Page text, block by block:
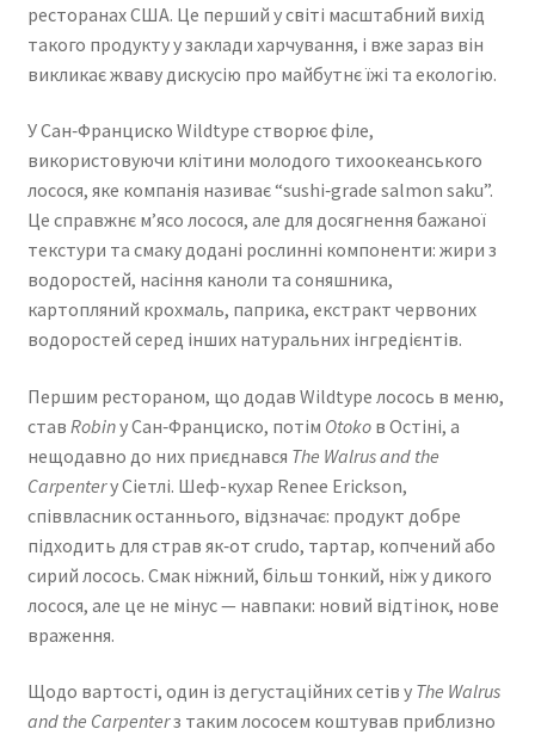
ресторанах США. Це перший у світі масштабний вихід
такого продукту у заклади харчування, і вже зараз він
викликає жваву дискусію про майбутнє їжі та екологію.
У Сан‑Франциско Wildtype створює філе,
використовуючи клітини молодого тихоокеанського
лосося, яке компанія називає “sushi‑grade salmon saku”.
Це справжнє м’ясо лосося, але для досягнення бажаної
текстури та смаку додані рослинні компоненти: жири з
водоростей, насіння каноли та соняшника,
картопляний крохмаль, паприка, екстракт червоних
водоростей серед інших натуральних інгредієнтів.
Першим рестораном, що додав Wildtype лосось в меню,
став Robinу Сан‑Франциско, потім Otokoв Остіні, а
нещодавно до них приєднався The Walrus and the
Carpenterу Сіетлі. Шеф-кухар Renee Erickson,
співвласник останнього, відзначає: продукт добре
підходить для страв як‑от crudo, тартар, копчений або
сирий лосось. Смак ніжний, більш тонкий, ніж у дикого
лосося, але це не мінус — навпаки: новий відтінок, нове
враження.
Щодо вартості, один із дегустаційних сетів у The Walrus
and the Carpenterз таким лососем коштував приблизно